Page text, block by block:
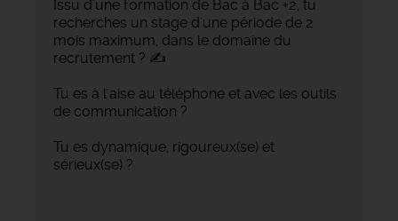
Issu d'une formation de Bac à Bac +2, tu
recherches un stage d'une période de 2
mois maximum, dans le domaine du
recrutement ? ✍
Tu es à l'aise au téléphone et avec les outils
de communication ?
Tu es dynamique, rigoureux(se) et
sérieux(se) ?